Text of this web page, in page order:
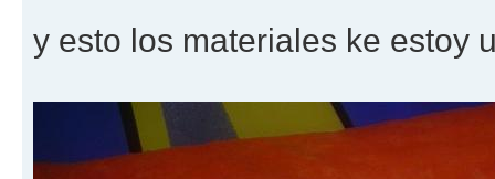
y esto los materiales ke estoy